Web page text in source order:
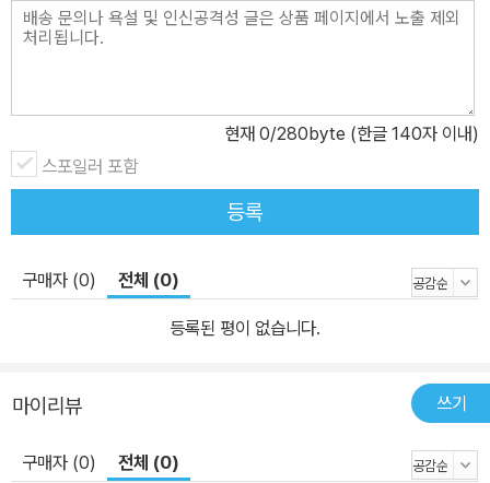
현재 0/280byte (한글 140자 이내)
스포일러 포함
등록
구매자 (0) 전체 (0)
등록된 평이 없습니다.
마이리뷰 쓰기
구매자 (0) 전체 (0)